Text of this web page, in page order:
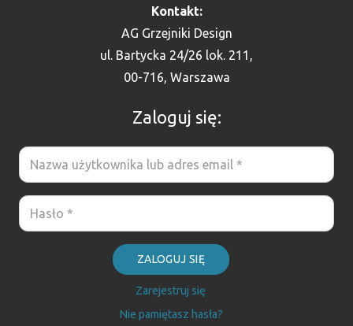
Kontakt:
AG Grzejniki Design
ul. Bartycka 24/26 lok. 211,
00-716, Warszawa
Zaloguj się:
ZALOGUJ SIĘ
Zarejestruj się
Nie pamiętasz hasła?